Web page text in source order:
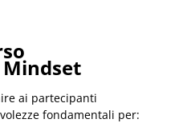
ai partecipanti
fondamentali per: